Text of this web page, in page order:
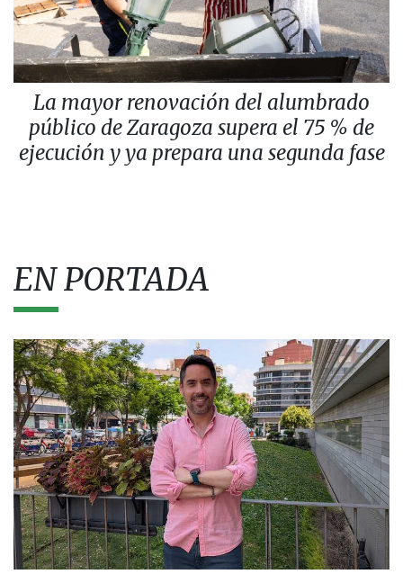
La mayor renovación del alumbrado
público de Zaragoza supera el 75 % de
ejecución y ya prepara una segunda fase
EN PORTADA